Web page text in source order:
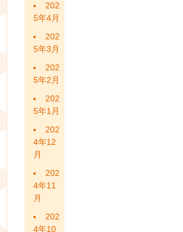
202
5年4月
202
5年3月
202
5年2月
202
5年1月
202
4年12
月
202
4年11
月
202
4年10